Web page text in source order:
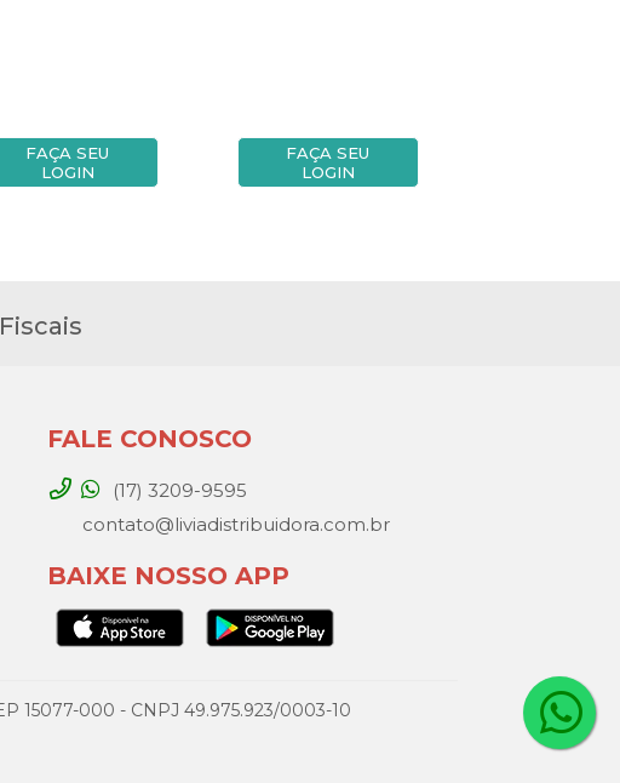
FAÇA SEU
LOGIN
FAÇA SEU
LOGIN
FALE CONOSCO
(17) 3209-9595
contato@liviadistribuidora.com.br
BAIXE NOSSO APP
15077-000 - CNPJ 49.975.923/0003-10